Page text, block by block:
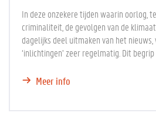
In deze onzekere tijden waarin oorlog,
criminaliteit, de gevolgen van de
dagelijks deel uitmaken van het
‘inlichtingen’ zeer regelmatig. Dit
Meer info